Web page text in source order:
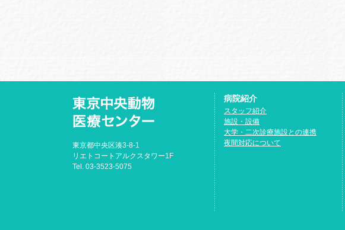
東京都中央区湊3-8-1
リエトコートアルクスタワー1F
Tel. 03-3523-5075
病院紹介
スタッフ紹介
施設・設備
大学・二次診療施設との連携
夜間対応について